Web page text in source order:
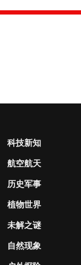
科技新知
航空航天
历史军事
植物世界
未解之谜
自然现象